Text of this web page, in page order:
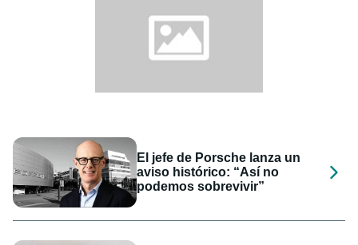
El jefe de Porsche lanza un
aviso histórico: “Así no
podemos sobrevivir”